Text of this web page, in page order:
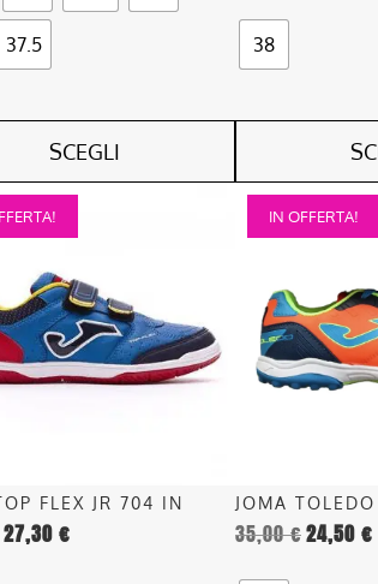
37.5
SCEGLI
38
FLEX JR 704 IN
27,30€
IN OFFERTA!
JOMA
35,00€24,50€
Questo
prodotto
varianti.
opzioni
possono
pagina
del